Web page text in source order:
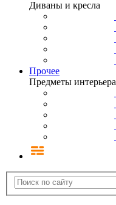
Диваны и кресла
Прочее
Предметы интерьера